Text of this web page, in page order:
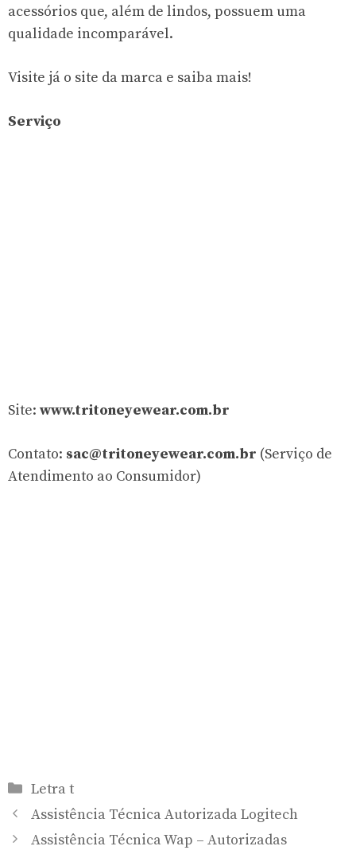
acessórios que, além de lindos, possuem uma
qualidade incomparável.
Visite já o site da marca e saiba mais!
Serviço
Site: www.tritoneyewear.com.br
Contato: sac@tritoneyewear.com.br (Serviço de
Atendimento ao Consumidor)
Categorias
Letra t
Assistência Técnica Autorizada Logitech
Assistência Técnica Wap – Autorizadas